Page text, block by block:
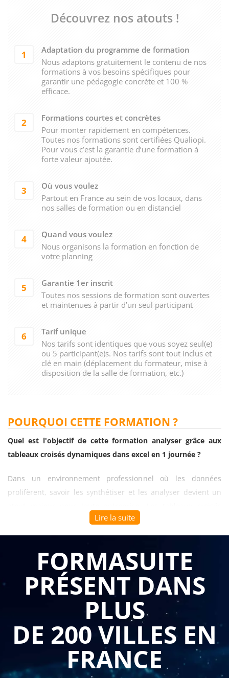
Découvrez nos atouts !
1
Adaptation du programme de formation
Nous adaptons gratuitement le contenu de nos
formations à vos besoins spécifiques pour
garantir une pédagogie concrète et 100 %
efficace.
2
Formations courtes et concrètes
Pour monter rapidement en compétences.
Toutes nos formations sont certifiées Qualiopi.
Pour vous c’est la garantie d’une formation à
forte valeur ajoutée.
3
Où vous voulez
Partout en France au sein de vos locaux, dans
nos salles de formation ou en distanciel
4
Quand vous voulez
Nous organisons la formation en fonction de
votre planning
5
Garantie 1er inscrit
Toutes nos sessions de formation sont ouvertes
et maintenues à partir d’un seul participant
6
Tarif unique
Nos tarifs sont identiques que vous soyez seul(e)
ou 5 participant(e)s. Nos tarifs sont tout inclus et
clé en main (déplacement du formateur, mise à
disposition de la salle de formation, etc.)
POURQUOI CETTE FORMATION ?
Quel est l'objectif de cette formation analyser grâce aux
tableaux croisés dynamiques dans excel en 1 journée ?
Dans un environnement professionnel où les données
prolifèrent, savoir les synthétiser et les analyser devient un
dynamiques représentent l'un des outils les plus puissants
d'Excel pour transformer des masses d'informations brutes
formation analyser grâce aux tableaux croisés
dynamiques dans excel en 1 journéepermet à vos
collaborateurs de maîtriser rapidement cet outil essentiel.
Cette formation courte et concrète développe des
compétences immédiatement opérationnelles : comprendre
les principes fondamentaux des tableaux croisés
dynamiques, synthétiser et analyser des données
efficacement, et personnaliser ces outils selon les besoins
Lire la suite
FORMASUITE
PRÉSENT DANS
PLUS
DE 200 VILLES EN
FRANCE